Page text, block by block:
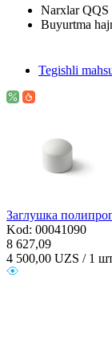
Narxlar QQS
Buyurtma
Tegishli
Заглушка
Kod: 00041090
8 627,09
4 500,00 UZS / 1